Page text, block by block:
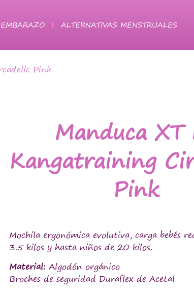
ALTERNATIVAS MENSTRUALES
Pink
Manduca XT
Kangatraining
Pink
Mochila ergonómica evolutiva, carga bebés
3.5 kilos y hasta niños de 20 kilos.
Material: Algodón orgánico
Broches de seguridad Duraflex de Acetal